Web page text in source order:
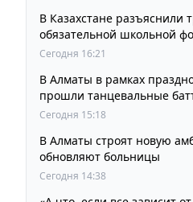
В Казахстане разъяснили
обязательной школьной
Сегодня 16:21
В Алматы в рамках
прошли танцевальные
Your Style
Сегодня 15:18
В Алматы строят новую
обновляют больницы
Сегодня 14:38